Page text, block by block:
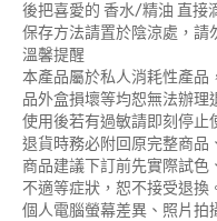
後把喜愛的 香水/精油 直接
保存方法請置於陰涼處，請
溫馨提醒
本產品屬於私人消耗性產品
品外盒損壞等均恕無法辦理
使用後若有過敏請即刻停止
退貨時務必附回原完整商品
商品建議下訂前先實際試色
不適等症狀，恕不接受退換
個人電腦螢幕差異、照片拍